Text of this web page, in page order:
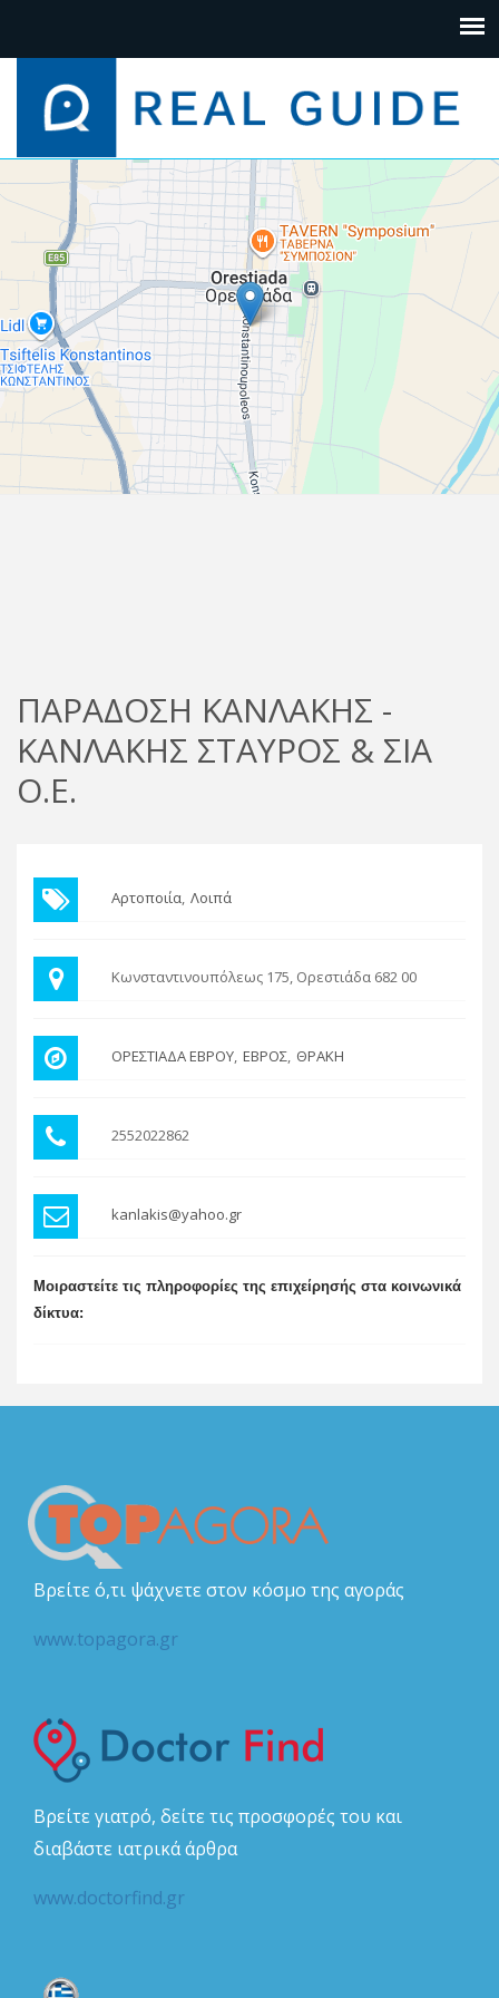
+
| Map data ©Google
ΠΑΡΑΔΟΣΗ ΚΑΝΛΑΚΗΣ -
ΚΑΝΛΑΚΗΣ ΣΤΑΥΡΟΣ & ΣΙΑ
Ο.Ε.
Αρτοποιία Λοιπά
Κωνσταντινουπόλεως 175, Ορεστιάδα 682 00
ΟΡΕΣΤΙΑΔΑ ΕΒΡΟΥ ΕΒΡΟΣ ΘΡΑΚΗ
2552022862
kanlakis@yahoo.gr
Μοιραστείτε τις πληροφορίες της επιχείρησής στα κοινωνικά
δίκτυα:
Βρείτε ό,τι ψάχνετε στον κόσμο της αγοράς
www.topagora.gr
Βρείτε γιατρό, δείτε τις προσφορές του και
διαβάστε ιατρικά άρθρα
www.doctorfind.gr